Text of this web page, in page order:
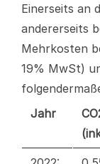
Einerseits an
andererseits
Mehrkosten
19% MwSt)
Jahr